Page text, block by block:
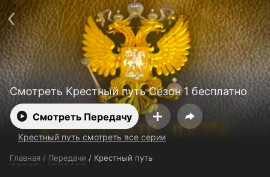
Смотреть Крестный путь Сезон 1 бесплатно
Смотреть Передачу
Крестный путь смотреть все серии
Главная / Передачи / Крестный путь
Поддержка:support@24h.tv
О сервисе
Пользовательское соглашение
Политика конфиденциальности
Для партнёров
Открыть приложение
Ввести промокод
Установить на ТВ
Бесплатные каналы Контакты